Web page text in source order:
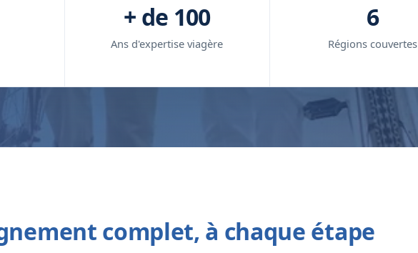
+ de 100
Ans d'expertise viagère
6
Régions couvertes
complet, à chaque étape